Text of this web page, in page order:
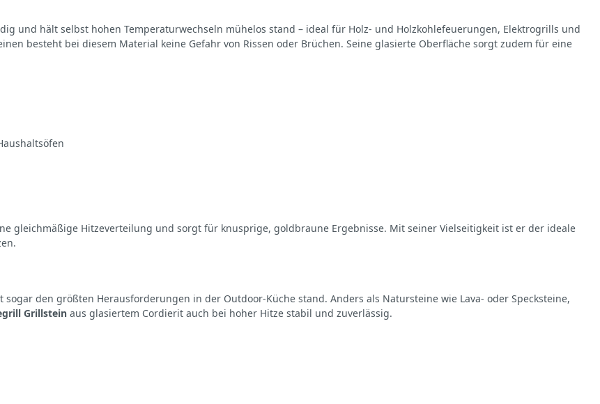
und hält selbst hohen Temperaturwechseln mühelos stand – ideal für Holz- und Holzkohlefeuerungen, Elektrogrills und
besteht bei diesem Material keine Gefahr von Rissen oder Brüchen. Seine glasierte Oberfläche sorgt zudem für eine
gleichmäßige Hitzeverteilung und sorgt für knusprige, goldbraune Ergebnisse. Mit seiner Vielseitigkeit ist er der ideale
den größten Herausforderungen in der Outdoor-Küche stand. Anders als Natursteine wie Lava- oder Specksteine,
Grillstein aus glasiertem Cordierit auch bei hoher Hitze stabil und zuverlässig.